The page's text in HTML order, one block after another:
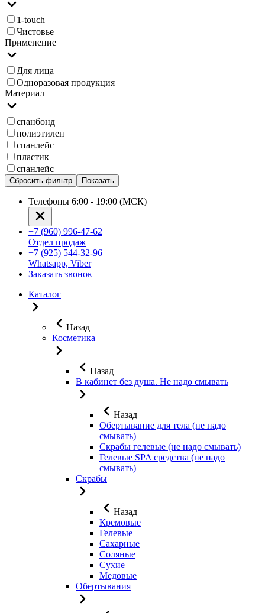
1-touch
Чистовье
Применение
Для лица
Одноразовая продукция
Материал
спанбонд
полиэтилен
спанлейс
пластик
cпанлейс
Сбросить фильтр Показать
Телефоны 6:00 - 19:00 (МСК)
+7 (960) 996-47-62
Отдел продаж
+7 (925) 544-32-96
Whatsapp, Viber
Заказать звонок
Каталог
Назад
Косметика
Назад
В кабинет без душа. Не надо смывать
Назад
Обертывание для тела (не надо
смывать)
Скрабы гелевые (не надо смывать)
Гелевые SPA средства (не надо
смывать)
Скрабы
Назад
Кремовые
Гелевые
Сахарные
Соляные
Сухие
Медовые
Обертывания